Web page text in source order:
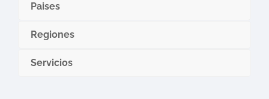
Paises
Regiones
Servicios